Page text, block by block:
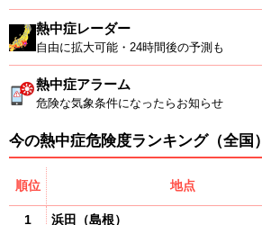
熱中症レーダー
自由に拡大可能・24時間後の予測も
熱中症アラーム
危険な気象条件になったらお知らせ
今の熱中症危険度ランキング（全国）
順位 地点
1 浜田 （島根）